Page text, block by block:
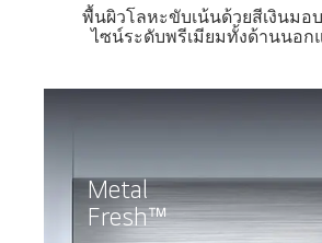
พื้นผิวโลหะขับเน้นด้วยสีเงินมอ
ไซน์ระดับพรีเมียมทั้งด้านนอก
Metal
Fresh™